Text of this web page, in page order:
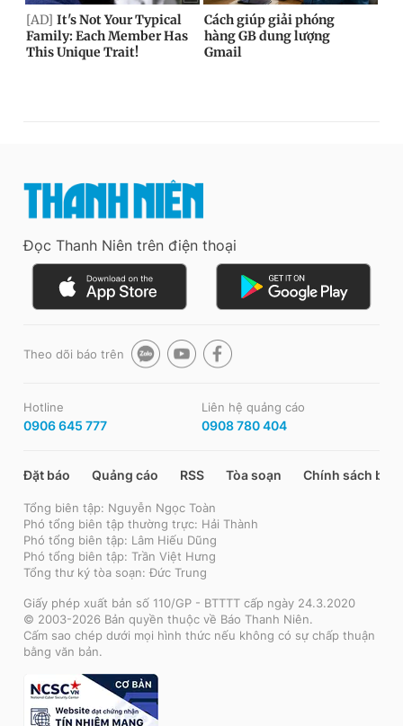
Đọc Thanh Niên trên điện thoại
Theo dõi báo trên
Hotline
0906 645 777
Liên hệ quảng cáo
0908 780 404
Đặt báo Quảng cáo RSS Tòa soạn Chính sách bảo
Tổng biên tập: Nguyễn Ngọc Toàn
Phó tổng biên tập thường trực: Hải Thành
Phó tổng biên tập: Lâm Hiếu Dũng
Phó tổng biên tập: Trần Việt Hưng
Tổng thư ký tòa soạn: Đức Trung
Giấy phép xuất bản số 110/GP - BTTTT cấp ngày 24.3.2020
© 2003-2026 Bản quyền thuộc về Báo Thanh Niên.
Cấm sao chép dưới mọi hình thức nếu không có sự chấp thuận
bằng văn bản.